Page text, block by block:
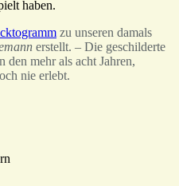
haben.
zu unseren damals
erstellt. – Die geschilderte
mehr als acht Jahren,
nie erlebt.